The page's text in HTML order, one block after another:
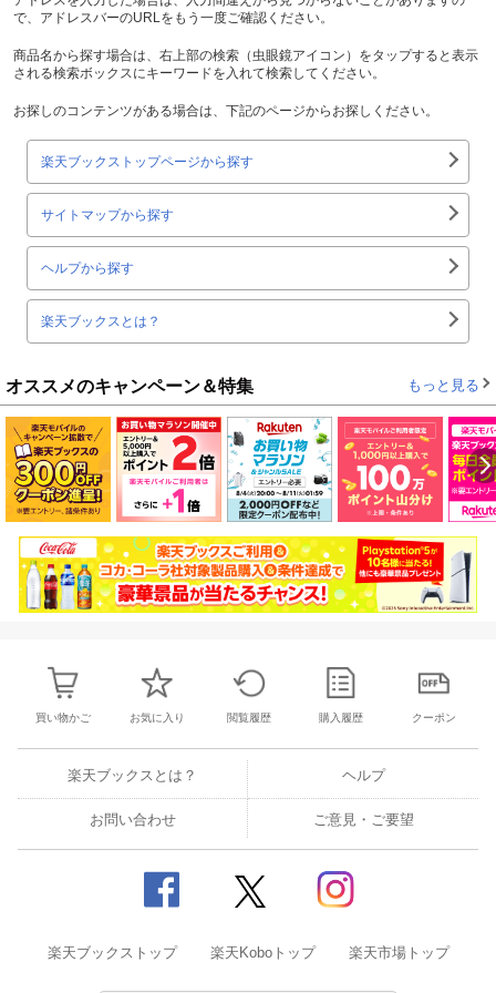
で、アドレスバーのURLをもう一度ご確認ください。
商品名から探す場合は、右上部の検索（虫眼鏡アイコン）をタップすると表示
される検索ボックスにキーワードを入れて検索してください。
お探しのコンテンツがある場合は、下記のページからお探しください。
楽天ブックストップページから探す
サイトマップから探す
ヘルプから探す
楽天ブックスとは？
オススメのキャンペーン＆特集 もっと見る
買い物かご お気に入り 閲覧履歴 購入履歴 クーポン
楽天ブックスとは？ ヘルプ
お問い合わせ ご意見・ご要望
楽天ブックストップ 楽天Koboトップ 楽天市場トップ